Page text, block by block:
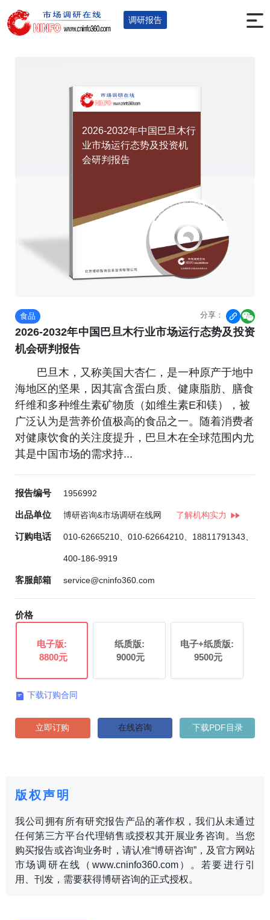
调研报告
您的位置：首页>调研报告 >食品烟酒
2026-2032年中国巴旦木行
业市场运行态势及投资机
会研判报告
食品 分享：  
2026-2032年中国巴旦木行业市场运行态势及投资
机会研判报告
巴旦木，又称美国大杏仁，是一种原产于地中
海地区的坚果，因其富含蛋白质、健康脂肪、膳食
纤维和多种维生素矿物质（如维生素E和镁），被
广泛认为是营养价值极高的食品之一。随着消费者
对健康饮食的关注度提升，巴旦木在全球范围内尤
其是中国市场的需求持...
报告编号 1956992
出品单位 博研咨询&市场调研在线网 了解机构实力
订购电话 010-62665210、010-62664210、18811791343、
400-186-9919
客服邮箱 service@cninfo360.com
价格
电子版:
8800元
纸质版:
9000元
电子+纸质版:
9500元
 下载订购合同
立即订购 在线咨询 下载PDF目录
版权声明
我公司拥有所有研究报告产品的著作权，我们从未通过
任何第三方平台代理销售或授权其开展业务咨询。当您
购买报告或咨询业务时，请认准“博研咨询”，及官方网站
市场调研在线（www.cninfo360.com）。若要进行引
用、刊发，需要获得博研咨询的正式授权。